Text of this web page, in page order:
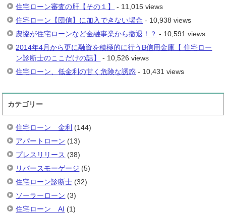
住宅ローン審査の肝【その１】
- 11,015 views
住宅ローン【団信】に加入できない場合 - 10,938 views
農協が住宅ローンなど金融事業から撤退！？ - 10,591 views
2014年4月から更に融資を積極的に行うB信用金庫【 住宅ロー
ン診断士のここだけの話】
- 10,526 views
住宅ローン、低金利の甘く危険な誘惑 - 10,431 views
カテゴリー
住宅ローン 金利 (144)
アパートローン (13)
プレスリリース (38)
リバースモーゲージ (5)
住宅ローン診断士 (32)
ソーラーローン (3)
住宅ローン AI (1)